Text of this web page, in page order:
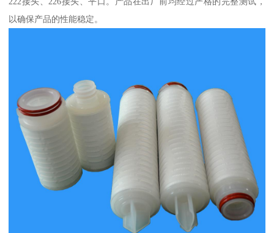
以确保产品的性能稳定。